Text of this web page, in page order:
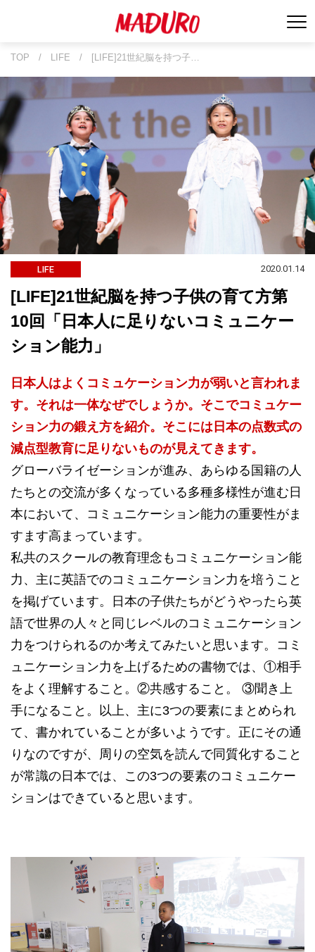
TOP / LIFE / [LIFE]21世紀脳を持つ子…
LIFE 2020.01.14
[LIFE]21世紀脳を持つ子供の育て方第
10回「日本人に足りないコミュニケー
ション能力」
日本人はよくコミュケーション力が弱いと言われま
す。それは一体なぜでしょうか。そこでコミュケー
ション力の鍛え方を紹介。そこには日本の点数式の
減点型教育に足りないものが見えてきます。
グローバライゼーションが進み、あらゆる国籍の人
たちとの交流が多くなっている多種多様性が進む日
本において、コミュニケーション能力の重要性がま
すます高まっています。
私共のスクールの教育理念もコミュニケーション能
力、主に英語でのコミュニケーション力を培うこと
を掲げています。日本の子供たちがどうやったら英
語で世界の人々と同じレベルのコミュニケーション
力をつけられるのか考えてみたいと思います。コミ
ュニケーション力を上げるための書物では、①相手
をよく理解すること。②共感すること。 ③聞き上
手になること。以上、主に3つの要素にまとめられ
て、書かれていることが多いようです。正にその通
りなのですが、周りの空気を読んで同質化すること
が常識の日本では、この3つの要素のコミュニケー
ションはできていると思います。